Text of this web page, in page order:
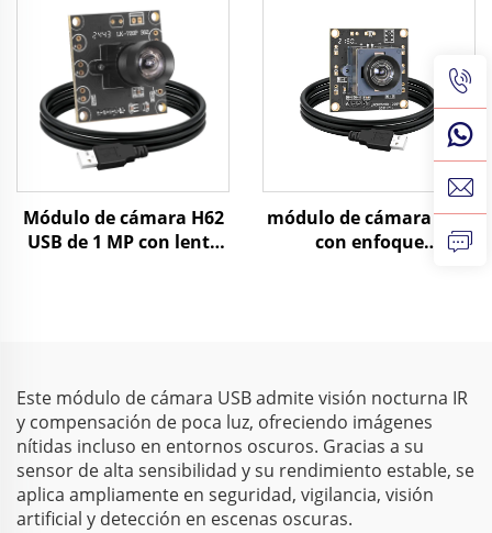
dB, cámara mini
compatible con SDK,
Raspberry, Windows,
Linux
monocromática de 210
fps sin controlador para
inspección visual
Módulo de cámara H62
USB de 1 MP con lente
módulo de cámara USB
con enfoque
HD sin controlador
Este módulo de cámara USB admite visión nocturna IR
y compensación de poca luz, ofreciendo imágenes
nítidas incluso en entornos oscuros. Gracias a su
sensor de alta sensibilidad y su rendimiento estable, se
aplica ampliamente en seguridad, vigilancia, visión
artificial y detección en escenas oscuras.